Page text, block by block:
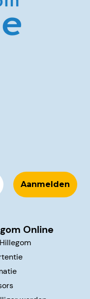
Online